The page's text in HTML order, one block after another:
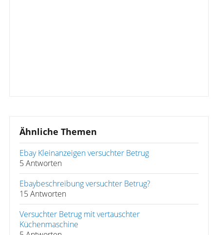
Ähnliche Themen
Ebay Kleinanzeigen versuchter Betrug
5 Antworten
Ebaybeschreibung versuchter Betrug?
15 Antworten
Versuchter Betrug mit vertauschter
Küchenmaschine